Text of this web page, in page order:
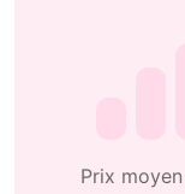
Prix